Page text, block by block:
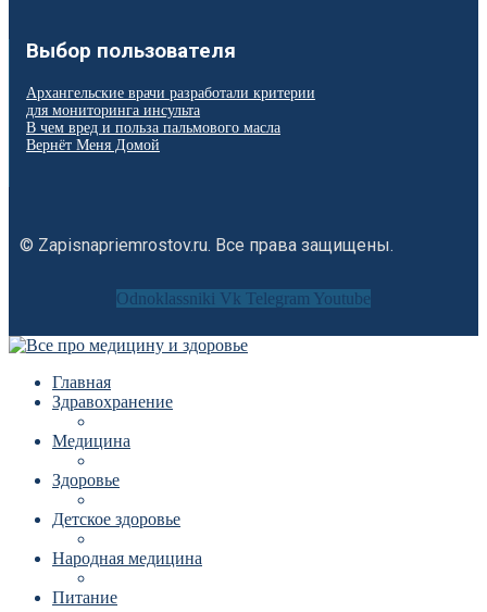
Выбор пользователя
Архангельские врачи разработали критерии
для мониторинга инсульта
В чем вред и польза пальмового масла
Вернёт Меня Домой
© Zapisnapriemrostov.ru. Все права защищены.
Odnoklassniki Vk Telegram Youtube
Главная
Здравохранение
Медицина
Здоровье
Детское здоровье
Народная медицина
Питание